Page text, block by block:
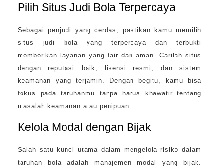
Pilih Situs Judi Bola Terpercaya
Sebagai penjudi yang cerdas, pastikan kamu memilih
situs judi bola yang terpercaya dan terbukti
memberikan layanan yang fair dan aman. Carilah situs
dengan reputasi baik, lisensi resmi, dan sistem
keamanan yang terjamin. Dengan begitu, kamu bisa
fokus pada taruhanmu tanpa harus khawatir tentang
masalah keamanan atau penipuan.
Kelola Modal dengan Bijak
Salah satu kunci utama dalam mengelola risiko dalam
taruhan bola adalah manajemen modal yang bijak.